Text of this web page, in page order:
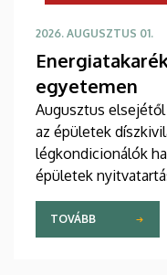
2026. AUGUSZTUS 01.
egyetemen
Augusztus
az épületek
légkondicionálók
épületek
működését.
TOVÁBB